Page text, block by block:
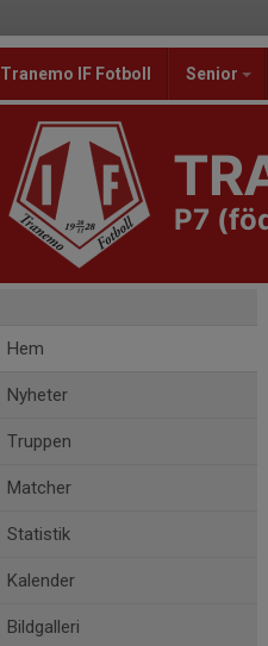
Tranemo IF Fotboll Senior
P7
Hem
Nyheter
Truppen
Matcher
Statistik
Kalender
Bildgalleri